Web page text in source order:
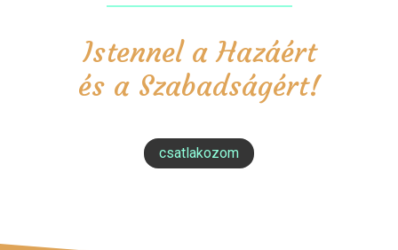
Istennel a Hazáért
és a Szabadságért!
csatlakozom